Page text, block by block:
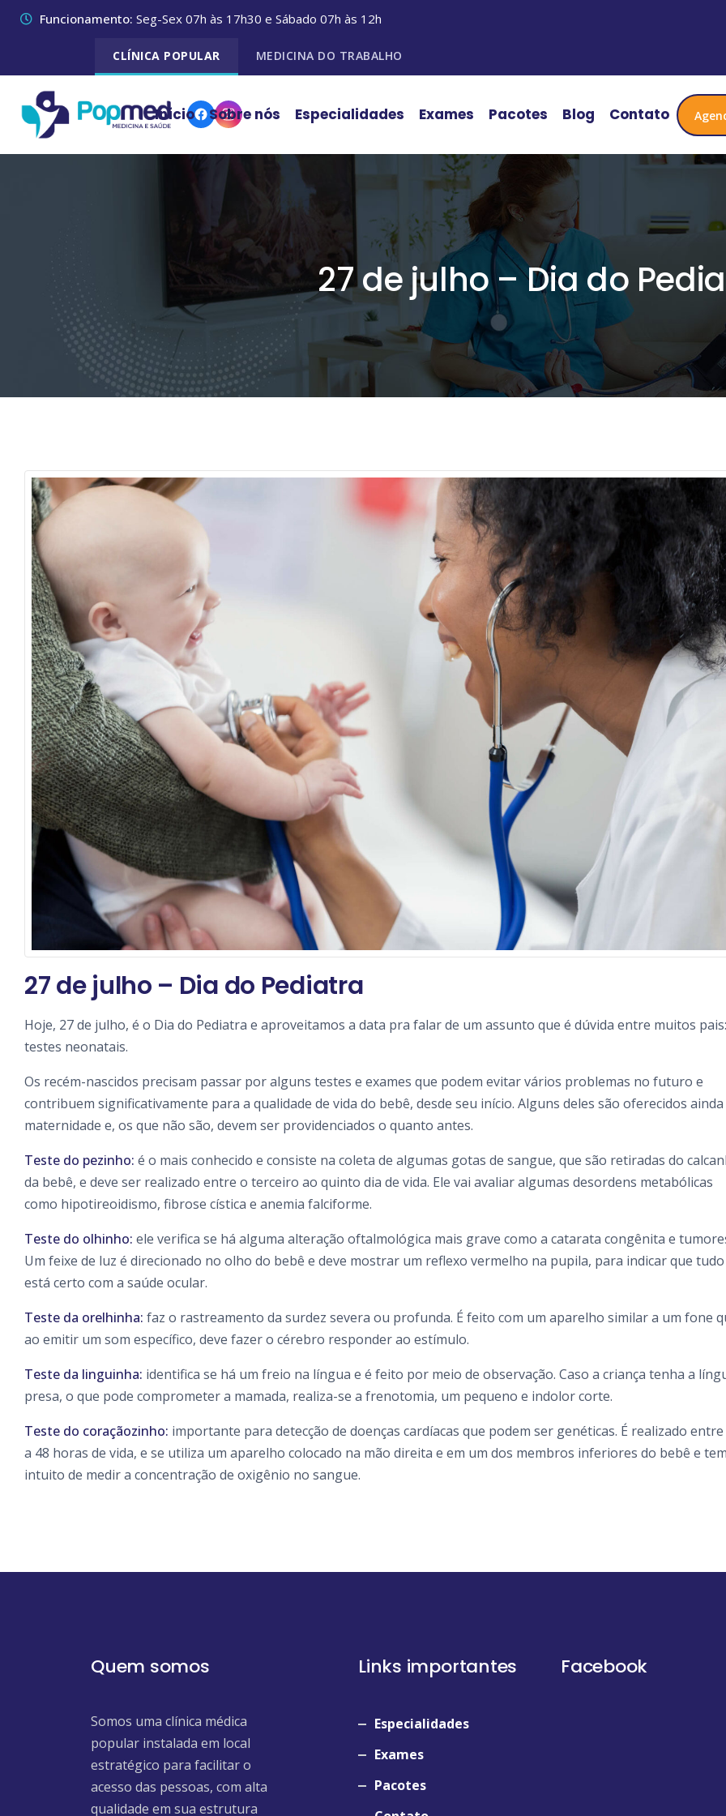
Funcionamento: Seg-Sex 07h às 17h30 e Sábado 07h às 12h
CLÍNICA POPULAR MEDICINA DO TRABALHO
Início Sobre nós Especialidades Exames Pacotes Blog Contato
27 de julho – Dia do
27 de julho – Dia do Pediatra
Hoje, 27 de julho, é o Dia do Pediatra e aproveitamos a data pra falar de um assunto que é dúvida entre muitos
testes neonatais.
Os recém-nascidos precisam passar por alguns testes e exames que podem evitar vários problemas no futuro e
contribuem significativamente para a qualidade de vida do bebê, desde seu início. Alguns deles são oferecidos ainda
maternidade e, os que não são, devem ser providenciados o quanto antes.
Teste do pezinho: é o mais conhecido e consiste na coleta de algumas gotas de sangue, que são retiradas do
da bebê, e deve ser realizado entre o terceiro ao quinto dia de vida. Ele vai avaliar algumas desordens metabólicas
como hipotireoidismo, fibrose cística e anemia falciforme.
Teste do olhinho: ele verifica se há alguma alteração oftalmológica mais grave como a catarata congênita e
Um feixe de luz é direcionado no olho do bebê e deve mostrar um reflexo vermelho na pupila, para indicar que tudo
está certo com a saúde ocular.
Teste da orelhinha: faz o rastreamento da surdez severa ou profunda. É feito com um aparelho similar a um fone
ao emitir um som específico, deve fazer o cérebro responder ao estímulo.
Teste da linguinha: identifica se há um freio na língua e é feito por meio de observação. Caso a criança tenha a
presa, o que pode comprometer a mamada, realiza-se a frenotomia, um pequeno e indolor corte.
Teste do coraçãozinho: importante para detecção de doenças cardíacas que podem ser genéticas. É realizado entre
a 48 horas de vida, e se utiliza um aparelho colocado na mão direita e em um dos membros inferiores do bebê e
intuito de medir a concentração de oxigênio no sangue.
Quem somos
Somos uma clínica médica
popular instalada em local
estratégico para facilitar o
acesso das pessoas, com alta
qualidade em sua estrutura
Links importantes
Especialidades
Exames
Pacotes
Facebook